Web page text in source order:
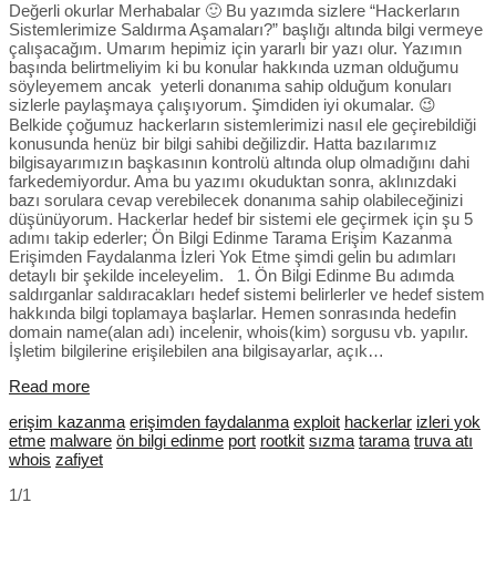
Değerli okurlar Merhabalar 🙂 Bu yazımda sizlere “Hackerların
Sistemlerimize Saldırma Aşamaları?” başlığı altında bilgi vermeye
çalışacağım. Umarım hepimiz için yararlı bir yazı olur. Yazımın
başında belirtmeliyim ki bu konular hakkında uzman olduğumu
söyleyemem ancak yeterli donanıma sahip olduğum konuları
sizlerle paylaşmaya çalışıyorum. Şimdiden iyi okumalar. 😉
Belkide çoğumuz hackerların sistemlerimizi nasıl ele geçirebildiği
konusunda henüz bir bilgi sahibi değilizdir. Hatta bazılarımız
bilgisayarımızın başkasının kontrolü altında olup olmadığını dahi
farkedemiyordur. Ama bu yazımı okuduktan sonra, aklınızdaki
bazı sorulara cevap verebilecek donanıma sahip olabileceğinizi
düşünüyorum. Hackerlar hedef bir sistemi ele geçirmek için şu 5
adımı takip ederler; Ön Bilgi Edinme Tarama Erişim Kazanma
Erişimden Faydalanma İzleri Yok Etme şimdi gelin bu adımları
detaylı bir şekilde inceleyelim. 1. Ön Bilgi Edinme Bu adımda
saldırganlar saldıracakları hedef sistemi belirlerler ve hedef sistem
hakkında bilgi toplamaya başlarlar. Hemen sonrasında hedefin
domain name(alan adı) incelenir, whois(kim) sorgusu vb. yapılır.
İşletim bilgilerine erişilebilen ana bilgisayarlar, açık…
Read more
erişim kazanma erişimden faydalanma exploit hackerlar izleri yok
etme malware ön bilgi edinme port rootkit sızma tarama truva atı
whois zafiyet
1/1